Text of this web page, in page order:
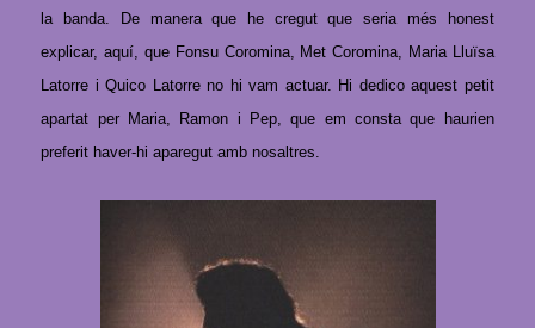
la banda. De manera que he cregut que seria més honest
explicar, aquí, que Fonsu Coromina, Met Coromina, Maria Lluïsa
Latorre i Quico Latorre no hi vam actuar. Hi dedico aquest petit
apartat per Maria, Ramon i Pep, que em consta que haurien
preferit haver-hi aparegut amb nosaltres.